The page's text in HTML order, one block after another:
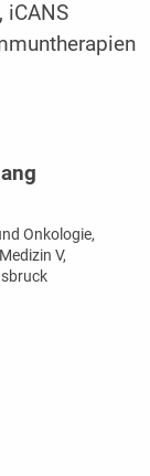
iCANS
Onkologie,
V,